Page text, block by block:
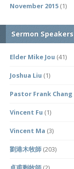
November 2015 (1)
Sermon Speakers
Elder Mike Jou (41)
Joshua Liu (1)
Pastor Frank Chang
Vincent Fu (1)
Vincent Ma (3)
劉港木牧師 (203)